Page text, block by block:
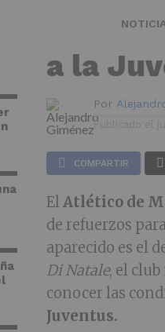
El
a la
Por
Publicado el
COMPARTIR
ElAtlético de
de refuerzos
aparecido es el
Di Natale, el
conocer las
Juventus.